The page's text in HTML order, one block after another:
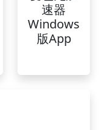
速器
Windows
版App